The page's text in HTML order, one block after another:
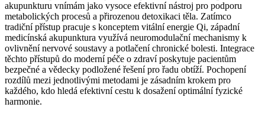
akupunkturu vnímám jako vysoce efektivní nástroj pro podporu
metabolických procesů a přirozenou detoxikaci těla. Zatímco
tradiční přístup pracuje s konceptem vitální energie Qi, západní
medicínská akupunktura využívá neuromodulační mechanismy k
ovlivnění nervové soustavy a potlačení chronické bolesti. Integrace
těchto přístupů do moderní péče o zdraví poskytuje pacientům
bezpečné a vědecky podložené řešení pro řadu obtíží. Pochopení
rozdílů mezi jednotlivými metodami je zásadním krokem pro
každého, kdo hledá efektivní cestu k dosažení optimální fyzické
harmonie.